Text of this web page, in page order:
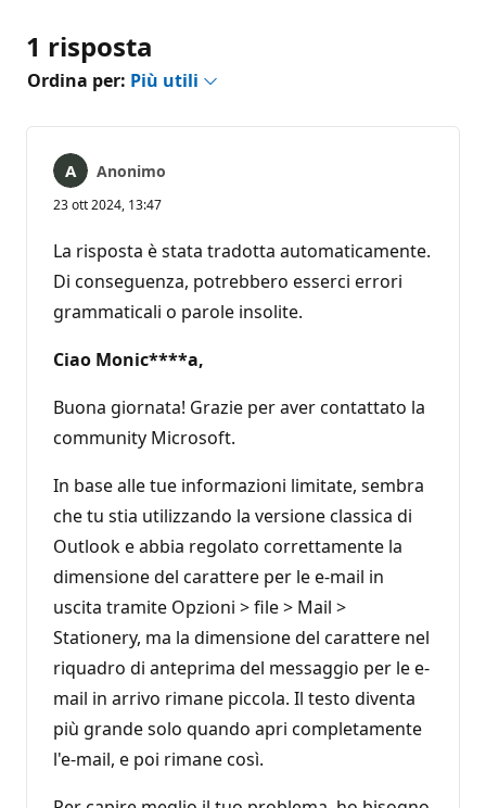
1 risposta
Ordina per: Più utili
Anonimo
23 ott 2024, 13:47
La risposta è stata tradotta automaticamente.
Di conseguenza, potrebbero esserci errori
grammaticali o parole insolite.
Ciao Monic****a,
Buona giornata! Grazie per aver contattato la
community Microsoft.
In base alle tue informazioni limitate, sembra
che tu stia utilizzando la versione classica di
Outlook e abbia regolato correttamente la
dimensione del carattere per le e-mail in
uscita tramite Opzioni > file > Mail >
Stationery, ma la dimensione del carattere nel
riquadro di anteprima del messaggio per le e-
mail in arrivo rimane piccola. Il testo diventa
più grande solo quando apri completamente
l'e-mail, e poi rimane così.